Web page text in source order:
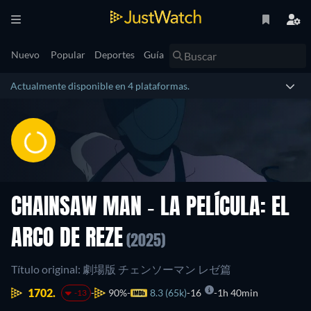
Nuevo Popular Deportes Guía
Actualmente disponible en 4 plataformas.
CHAINSAW MAN - LA PELÍCULA: EL
ARCO DE REZE (2025)
Título original: 劇場版 チェンソーマン レゼ篇
1702.
-13 90% 8.3 (65k) 16 1h 40min